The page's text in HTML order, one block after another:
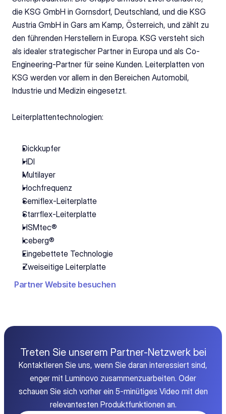
die KSG GmbH in Gornsdorf, Deutschland, und die KSG
Austria GmbH in Gars am Kamp, Österreich, und zählt zu
den führenden Herstellern in Europa. KSG versteht sich
als idealer strategischer Partner in Europa und als Co-
Engineering-Partner für seine Kunden. Leiterplatten von
KSG werden vor allem in den Bereichen Automobil,
Industrie und Medizin eingesetzt.
Leiterplattentechnologien:
Dickkupfer
HDI
Multilayer
Hochfrequenz
Semiflex-Leiterplatte
Starrflex-Leiterplatte
HSMtec®
Iceberg®
Eingebettete Technologie
Zweiseitige Leiterplatte
Partner Website besuchen
Treten Sie unserem Partner-Netzwerk bei
Kontaktieren Sie uns, wenn Sie daran interessiert sind,
enger mit Luminovo zusammenzuarbeiten. Oder
schauen Sie sich vorher ein 5-minütiges Video mit den
relevantesten Produktfunktionen an.